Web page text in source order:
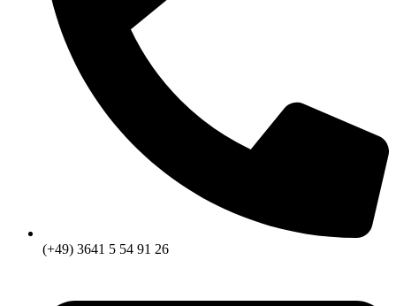
(+49) 3641 5 54 91 26